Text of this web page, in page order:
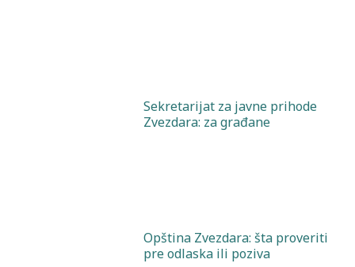
Sekretarijat za javne prihode
Zvezdara: za građane
Opština Zvezdara: šta proveriti
pre odlaska ili poziva